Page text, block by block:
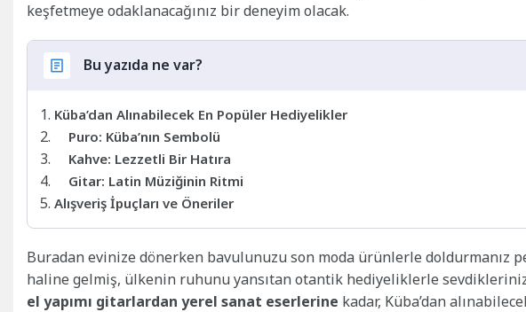
keşfetmeye odaklanacağınız bir deneyim olacak.
Bu yazıda ne var?
Küba’dan Alınabilecek En Popüler Hediyelikler
Puro: Küba’nın Sembolü
Kahve: Lezzetli Bir Hatıra
Gitar: Latin Müziğinin Ritmi
Alışveriş İpuçları ve Öneriler
Buradan evinize dönerken bavulunuzu son moda ürünlerle doldurmanız
haline gelmiş, ülkenin ruhunu yansıtan otantik hediyeliklerle
el yapımı gitarlardan yerel sanat eserlerine kadar, Küba’dan